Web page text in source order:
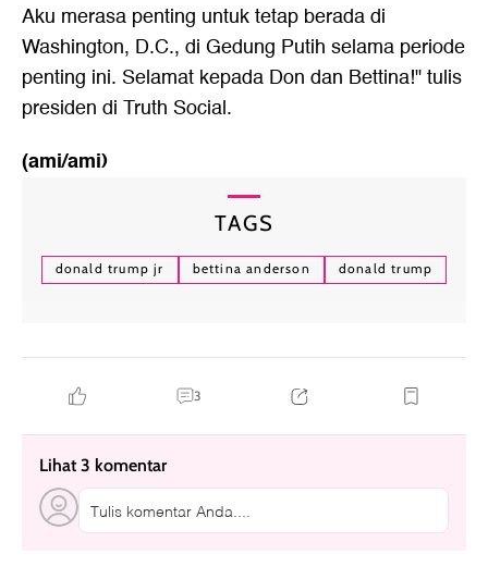
Aku merasa penting untuk tetap berada di
Washington, D.C., di Gedung Putih selama periode
penting ini. Selamat kepada Don dan Bettina!" tulis
presiden di Truth Social.
(ami/ami)
TAGS
donald trump jr bettina anderson donald trump
3
Lihat 3 komentar
Tulis komentar Anda....